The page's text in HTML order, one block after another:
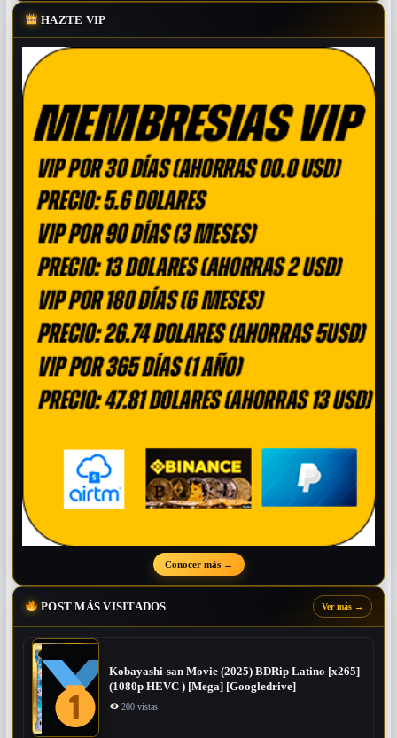
HAZTE VIP
Conocer más →
POST MÁS VISITADOS Ver más →
Kobayashi-san Movie (2025) BDRip Latino [x265]
(1080p HEVC ) [Mega] [Googledrive]
200 vistas